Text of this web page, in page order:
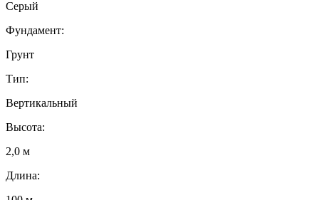
Серый
Фундамент:
Грунт
Тип:
Вертикальный
Высота:
2,0 м
Длина: